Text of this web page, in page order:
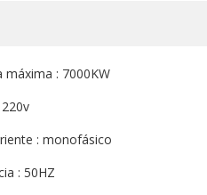
máxima : 7000KW
: monofásico
: 50HZ